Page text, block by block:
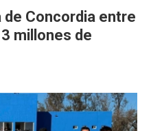
de Concordia entre
millones de